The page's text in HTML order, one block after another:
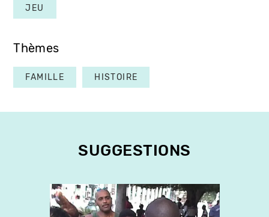
JEU
Thèmes
FAMILLE HISTOIRE
SUGGESTIONS